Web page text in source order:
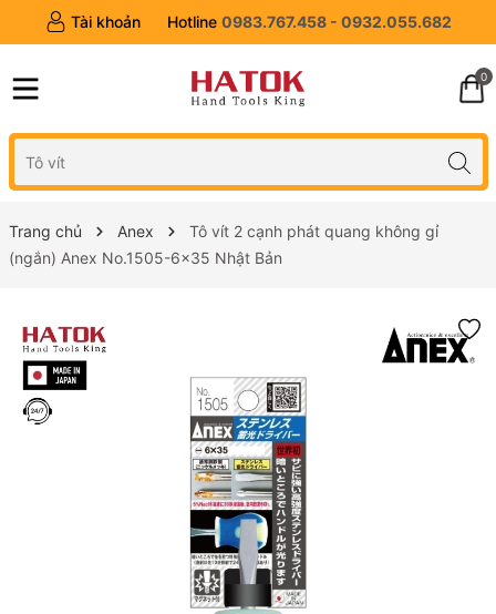
Tài khoản Hotline 0983.767.458 - 0932.055.682
0
Trang chủ Anex
Tô vít 2 cạnh phát quang không gỉ
(ngắn) Anex No.1505-6x35 Nhật Bản